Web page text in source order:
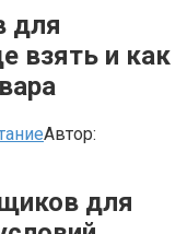
для
взять и как
Автор:
для